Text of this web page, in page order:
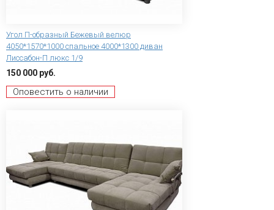
Угол П-образный Бежевый велюр
4050*1570*1000 спальное 4000*1300 диван
Лиссабон-П люкс 1/9
150 000 руб.
Оповестить о наличии